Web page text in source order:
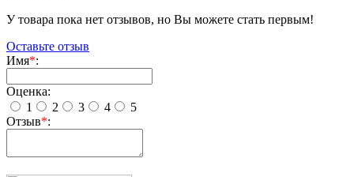
У товара пока нет отзывов, но Вы можете стать первым!
Оставьте отзыв
Имя*:
Оценка:
1
2 3 4
5
Отзыв*: